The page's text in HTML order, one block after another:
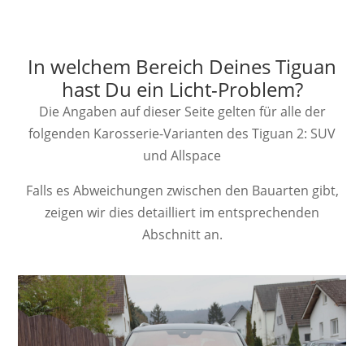
In welchem Bereich Deines Tiguan
hast Du ein Licht-Problem?
Die Angaben auf dieser Seite gelten für alle der
folgenden Karosserie-Varianten des Tiguan 2: SUV
und Allspace
Falls es Abweichungen zwischen den Bauarten gibt,
zeigen wir dies detailliert im entsprechenden
Abschnitt an.